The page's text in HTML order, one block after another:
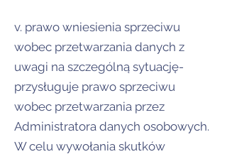
v. prawo wniesienia sprzeciwu
wobec przetwarzania danych z
uwagi na szczególną sytuację-
przysługuje prawo sprzeciwu
wobec przetwarzania przez
Administratora danych osobowych.
W celu wywołania skutków